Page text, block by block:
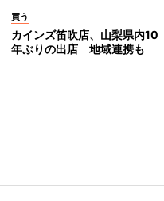
買う
カインズ笛吹店、山梨県内10
年ぶりの出店 地域連携も